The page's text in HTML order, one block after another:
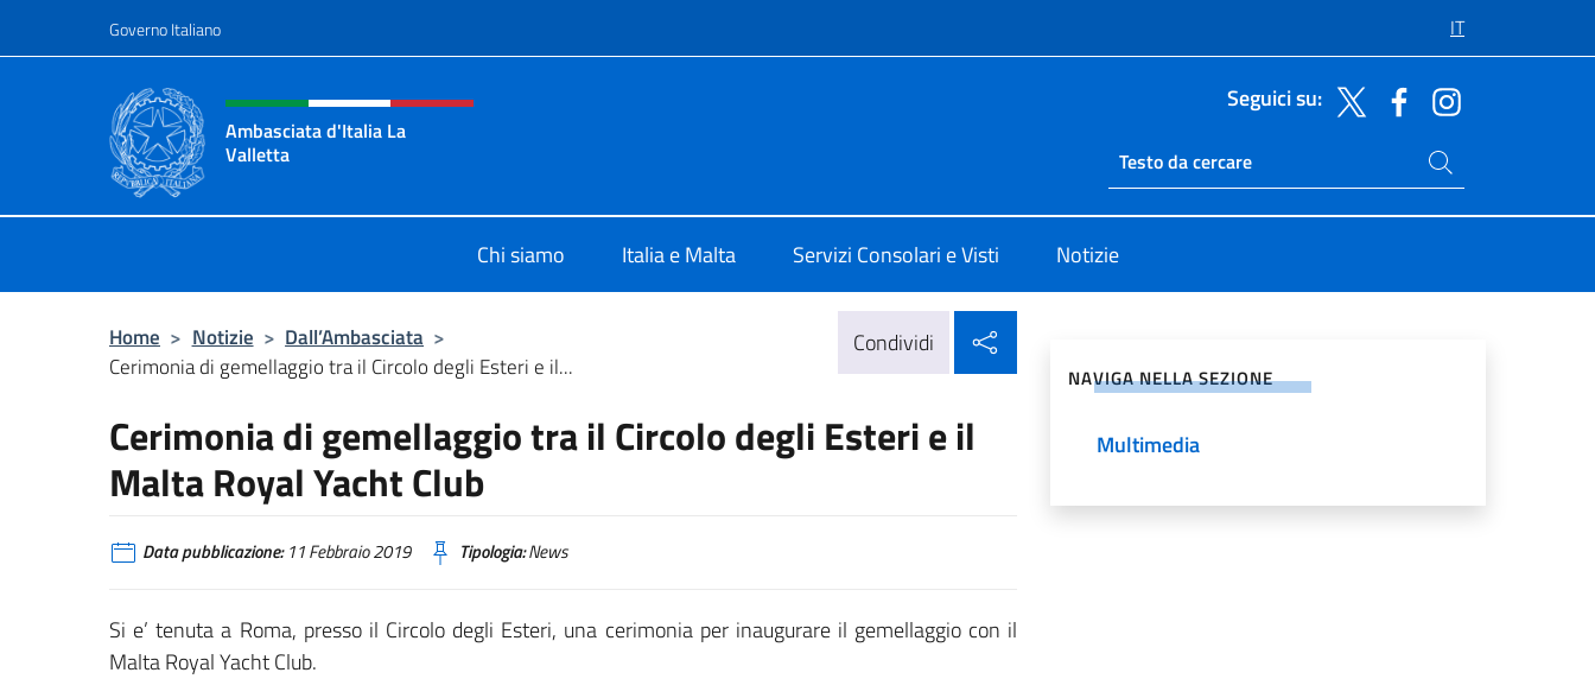
Governo Italiano IT
Intestazione sito, social e menù
Ambasciata d'Italia La
Valletta
Seguici su:
Ricerca sito live
Cerca nel sito
Chi siamo Italia e Malta Servizi Consolari e Visti Notizie
Home > Notizie > Dall’Ambasciata >
Cerimonia di gemellaggio tra il Circolo degli Esteri e il...
Condividi
Cerimonia di gemellaggio tra il Circolo degli Esteri e il
Malta Royal Yacht Club
Data pubblicazione:11 Febbraio 2019 Tipologia:News
Si e’ tenuta a Roma, presso il Circolo degli Esteri, una cerimonia per inaugurare il gemellaggio con il
Malta Royal Yacht Club.
NAVIGA NELLA SEZIONE
Multimedia